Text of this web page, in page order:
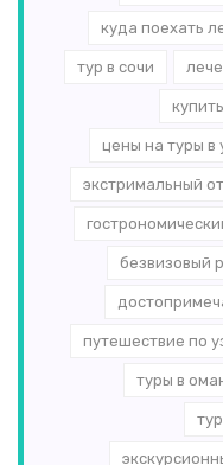
куда поехать
тур в сочи
цены на туры в
экстримальный
безвизовый
путешествие по
туры в